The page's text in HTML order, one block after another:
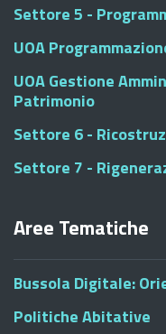
Settore 5 -
UOA
UOA Gestione
Patrimonio
Settore 6 -
Settore 7 -
Aree Tematiche
Bussola Digitale:
Politiche Abitative